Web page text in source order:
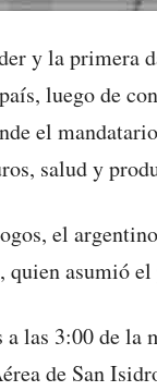
y la primera
luego de
el
salud y
el
asumió el
las 3:00 de la
de San